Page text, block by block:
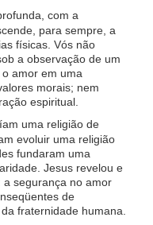
com a
para sempre, a
físicas. Vós não
a observação de um
amor em uma
morais; nem
espiritual.
uma religião de
evoluir uma religião
fundaram uma
Jesus revelou e
segurança no amor
de
fraternidade humana.